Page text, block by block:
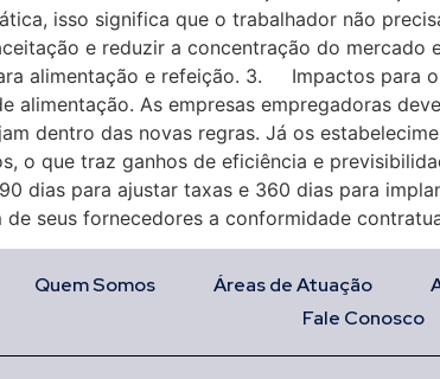
isso significa que o trabalhador não
e reduzir a concentração do
alimentação e refeição. 3. Impactos para
alimentação. As empresas empregadoras
dentro das novas regras. Já os
o que traz ganhos de eficiência e
dias para ajustar taxas e 360 dias para
seus fornecedores a conformidade
Quem Somos Áreas de Atuação
Fale Conosco